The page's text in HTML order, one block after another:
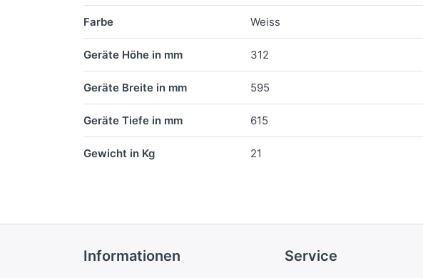
Farbe Weiss
Geräte Höhe in mm 312
Geräte Breite in mm 595
Geräte Tiefe in mm 615
Gewicht in Kg 21
Informationen Service